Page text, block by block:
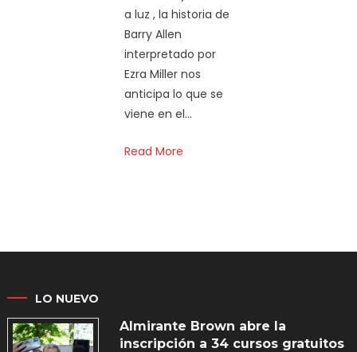
a luz , la historia de
Barry Allen
interpretado por
Ezra Miller nos
anticipa lo que se
viene en el…
Read More
LO NUEVO
Almirante Brown abre la
inscripción a 34 cursos gratuitos